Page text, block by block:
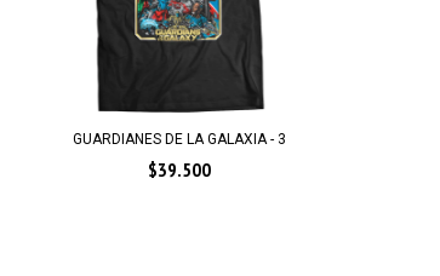
GUARDIANES DE LA GALAXIA - 3
$39.500